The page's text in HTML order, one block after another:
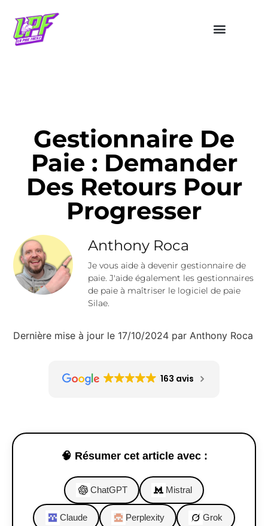
Gestionnaire De
Paie : Demander
Des Retours Pour
Progresser
Anthony Roca
Je vous aide à devenir gestionnaire de
paie. J'aide également les gestionnaires
de paie à maîtriser le logiciel de paie
Silae.
Dernière mise à jour le 17/10/2024 par Anthony Roca
163 avis
🧠 Résumer cet article avec :
ChatGPT Mistral
Claude Perplexity Grok